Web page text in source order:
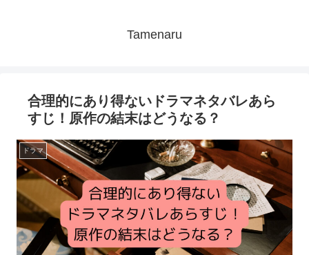
Tamenaru
合理的にあり得ないドラマネタバレあら
すじ！原作の結末はどうなる？
ドラマ